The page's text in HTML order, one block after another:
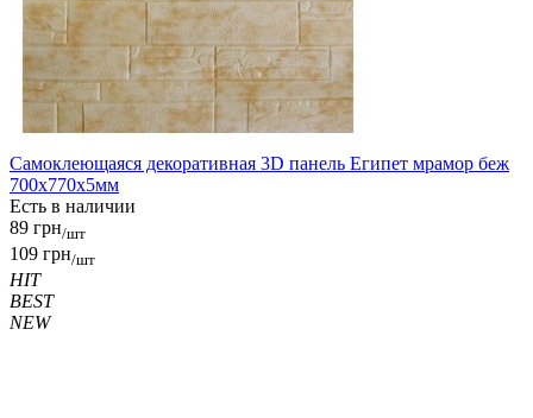
Самоклеющаяся декоративная 3D панель Египет мрамор беж
700x770x5мм
Есть в наличии
89 грн/шт
109 грн/шт
HIT
BEST
NEW